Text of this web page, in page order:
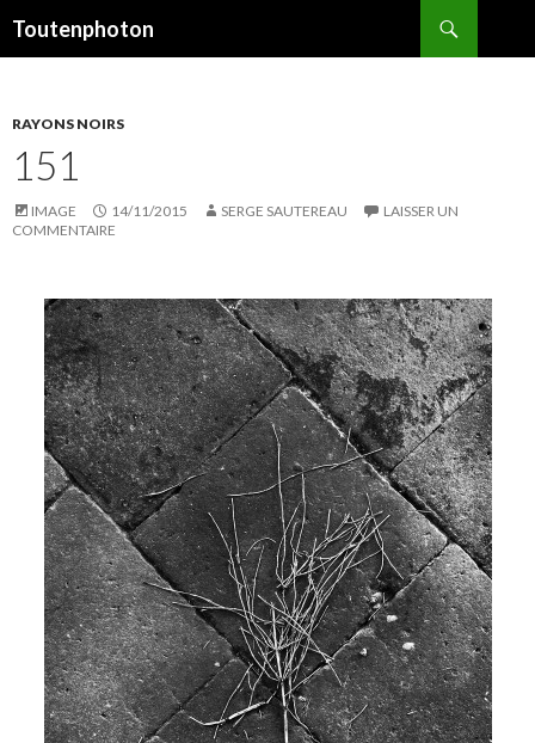
Toutenphoton
RAYONS NOIRS
151
IMAGE 14/11/2015 SERGE SAUTEREAU
LAISSER UN
COMMENTAIRE